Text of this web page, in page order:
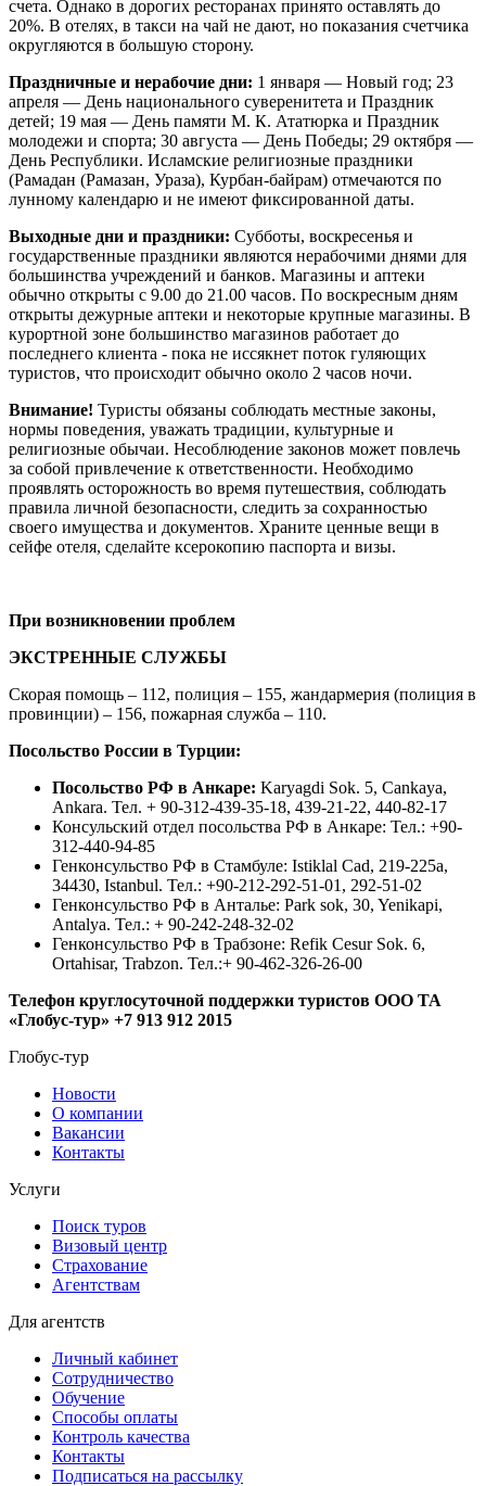
счета. Однако в дорогих ресторанах принято оставлять до
20%. В отелях, в такси на чай не дают, но показания счетчика
округляются в большую сторону.
Праздничные и нерабочие дни: 1 января — Новый год; 23
апреля — День национального суверенитета и Праздник
детей; 19 мая — День памяти М. К. Ататюрка и Праздник
молодежи и спорта; 30 августа — День Победы; 29 октября —
День Республики. Исламские религиозные праздники
(Рамадан (Рамазан, Ураза), Курбан-байрам) отмечаются по
лунному календарю и не имеют фиксированной даты.
Выходные дни и праздники: Субботы, воскресенья и
государственные праздники являются нерабочими днями для
большинства учреждений и банков. Магазины и аптеки
обычно открыты с 9.00 до 21.00 часов. По воскресным дням
открыты дежурные аптеки и некоторые крупные магазины. В
курортной зоне большинство магазинов работает до
последнего клиента - пока не иссякнет поток гуляющих
туристов, что происходит обычно около 2 часов ночи.
Внимание! Туристы обязаны соблюдать местные законы,
нормы поведения, уважать традиции, культурные и
религиозные обычаи. Несоблюдение законов может повлечь
за собой привлечение к ответственности. Необходимо
проявлять осторожность во время путешествия, соблюдать
правила личной безопасности, следить за сохранностью
своего имущества и документов. Храните ценные вещи в
сейфе отеля, сделайте ксерокопию паспорта и визы.
При возникновении проблем
ЭКСТРЕННЫЕ СЛУЖБЫ
Скорая помощь – 112, полиция – 155, жандармерия (полиция в
провинции) – 156, пожарная служба – 110.
Посольство России в Турции:
Посольство РФ в Анкаре: Karyagdi Sok. 5, Cankaya,
Ankara. Тел. + 90-312-439-35-18, 439-21-22, 440-82-17
Консульский отдел посольства РФ в Анкаре: Тел.: +90-
312-440-94-85
Генконсульство РФ в Стамбуле: Istiklal Cad, 219-225a,
34430, Istanbul. Тел.: +90-212-292-51-01, 292-51-02
Генконсульство РФ в Анталье: Park sok, 30, Yenikapi,
Antalya. Тел.: + 90-242-248-32-02
Генконсульство РФ в Трабзоне: Refik Cesur Sok. 6,
Ortahisar, Trabzon. Тел.:+ 90-462-326-26-00
Телефон круглосуточной поддержки туристов ООО ТА
«Глобус-тур» +7 913 912 2015
Глобус-тур
Новости
О компании
Вакансии
Контакты
Услуги
Поиск туров
Визовый центр
Страхование
Агентствам
Для агентств
Личный кабинет
Сотрудничество
Обучение
Способы оплаты
Контроль качества
Контакты
Подписаться на рассылку